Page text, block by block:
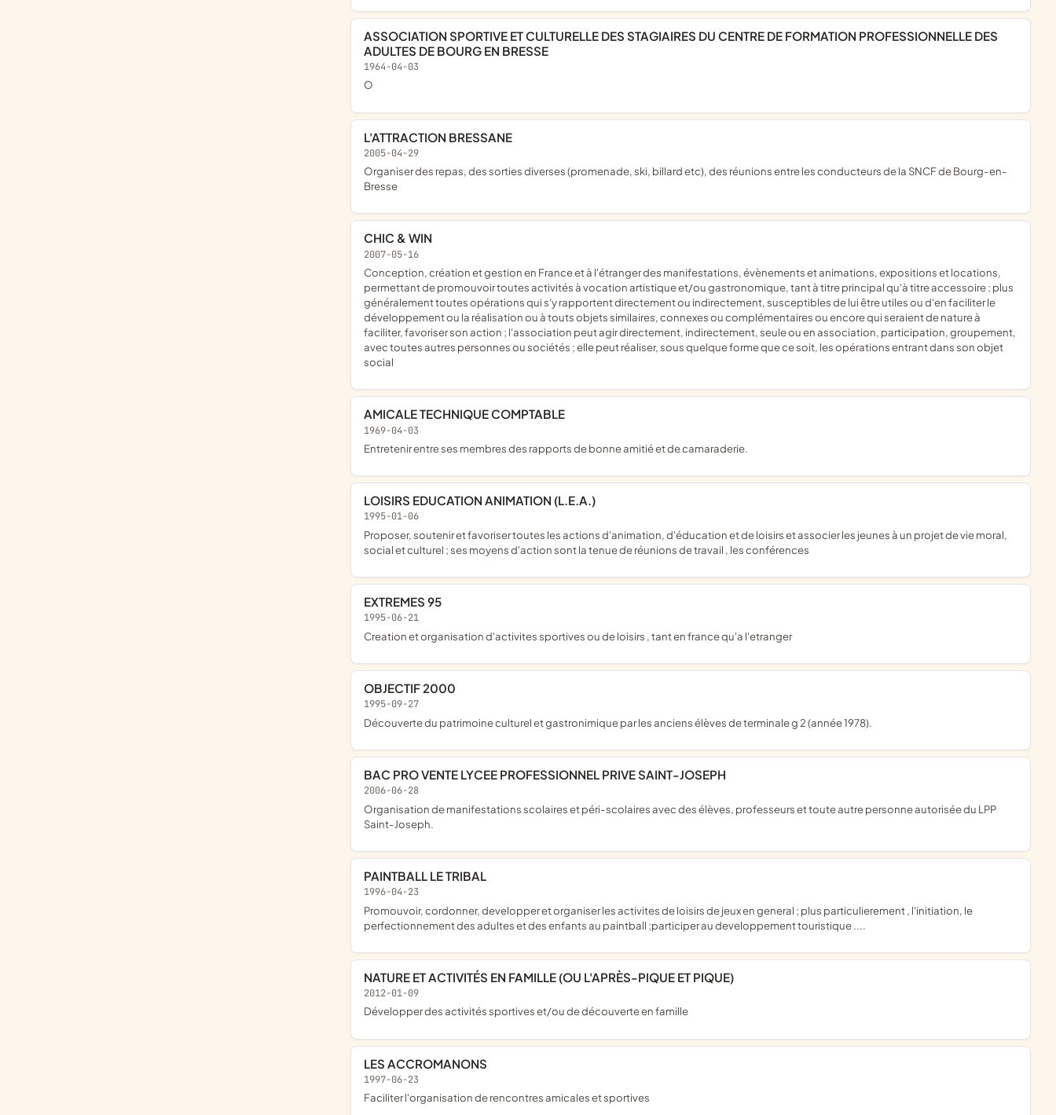
ASSOCIATION SPORTIVE ET CULTURELLE DES STAGIAIRES DU CENTRE DE FORMATION PROFESSIONNELLE DES
ADULTES DE BOURG EN BRESSE
1964-04-03
o
L'ATTRACTION BRESSANE
2005-04-29
organiser des repas, des sorties diverses (promenade, ski, billard etc), des réunions entre les conducteurs de la SNCF de Bourg-en-
Bresse
CHIC & WIN
2007-05-16
conception, création et gestion en France et à l'étranger des manifestations, évènements et animations, expositions et locations,
permettant de promouvoir toutes activités à vocation artistique et/ou gastronomique, tant à titre principal qu'à titre accessoire ; plus
généralement toutes opérations qui s'y rapportent directement ou indirectement, susceptibles de lui être utiles ou d'en faciliter le
développement ou la réalisation ou à touts objets similaires, connexes ou complémentaires ou encore qui seraient de nature à
faciliter, favoriser son action ; l'association peut agir directement, indirectement, seule ou en association, participation, groupement,
avec toutes autres personnes ou sociétés ; elle peut réaliser, sous quelque forme que ce soit, les opérations entrant dans son objet
social
AMICALE TECHNIQUE COMPTABLE
1969-04-03
entretenir entre ses membres des rapports de bonne amitié et de camaraderie.
LOISIRS EDUCATION ANIMATION (L.E.A.)
1995-01-06
proposer, soutenir et favoriser toutes les actions d'animation, d'éducation et de loisirs et associer les jeunes à un projet de vie moral,
social et culturel ; ses moyens d'action sont la tenue de réunions de travail , les conférences
EXTREMES 95
1995-06-21
creation et organisation d'activites sportives ou de loisirs , tant en france qu'a l'etranger
OBJECTIF 2000
1995-09-27
découverte du patrimoine culturel et gastronimique par les anciens élèves de terminale g 2 (année 1978).
BAC PRO VENTE LYCEE PROFESSIONNEL PRIVE SAINT-JOSEPH
2006-06-28
organisation de manifestations scolaires et péri-scolaires avec des élèves, professeurs et toute autre personne autorisée du LPP
Saint-Joseph.
PAINTBALL LE TRIBAL
1996-04-23
promouvoir, cordonner, developper et organiser les activites de loisirs de jeux en general ; plus particulierement , l'initiation, le
perfectionnement des adultes et des enfants au paintball ;participer au developpement touristique ....
NATURE ET ACTIVITÉS EN FAMILLE (OU L'APRÈS-PIQUE ET PIQUE)
2012-01-09
développer des activités sportives et/ou de découverte en famille
LES ACCROMANONS
1997-06-23
faciliter l'organisation de rencontres amicales et sportives